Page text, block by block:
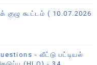
கூட்டம் ( 10.07.2026
- வீட்டு பட்டியல்